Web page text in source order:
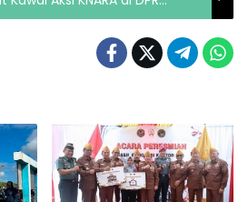
Simpatik